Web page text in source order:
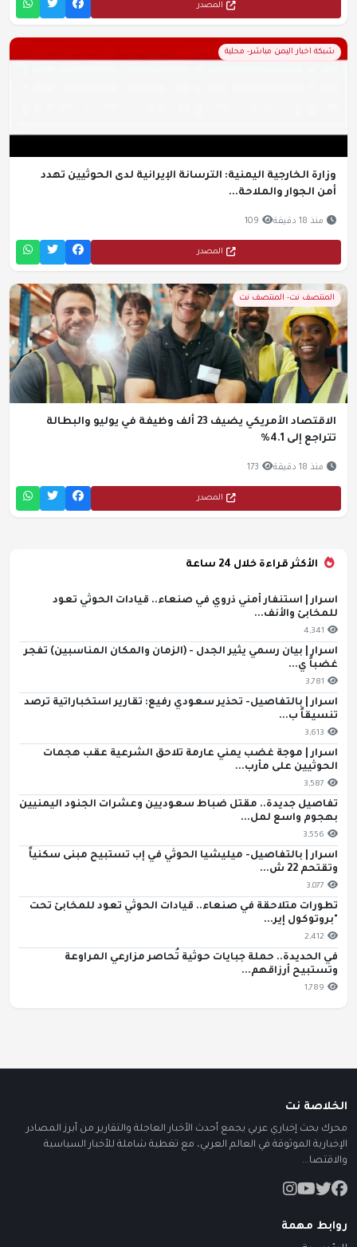
المصدر
شبكة اخبار اليمن مباشر- محلية
وزارة الخارجية اليمنية: الترسانة الإيرانية لدى الحوثيين تهدد
أمن الجوار والملاحة...
منذ 18 دقيقة 109
المصدر
المنتصف نت- المنتصف نت
الاقتصاد الأمريكي يضيف 23 ألف وظيفة في يوليو والبطالة
تتراجع إلى 4.1%
منذ 18 دقيقة 173
المصدر
الأكثر قراءة خلال 24 ساعة
اسرار | استنفار أمني ذروي في صنعاء.. قيادات الحوثي تعود
للمخابئ والأنف...
4,341
اسرار | بيان رسمي يثير الجدل - (الزمان والمكان المناسبين) تفجر
غضباً ي...
3,781
اسرار | بالتفاصيل- تحذير سعودي رفيع: تقارير استخباراتية ترصد
تنسيقاً ب...
3,613
اسرار | موجة غضب يمني عارمة تلاحق الشرعية عقب هجمات
الحوثيين على مأرب...
3,587
تفاصيل جديدة.. مقتل ضباط سعوديين وعشرات الجنود اليمنيين
بهجوم واسع لمل...
3,556
اسرار | بالتفاصيل- ميليشيا الحوثي في إب تستبيح مبنى سكنياً
وتقتحم 22 ش...
3,077
تطورات متلاحقة في صنعاء.. قيادات الحوثي تعود للمخابئ تحت
"بروتوكول إير...
2,412
في الحديدة.. حملة جبايات حوثية تُحاصر مزارعي المراوعة
وتستبيح أرزاقهم...
1,789
الخلاصة نت
محرك بحث إخباري عربي يجمع أحدث الأخبار العاجلة والتقارير من أبرز المصادر
الإخبارية الموثوقة في العالم العربي، مع تغطية شاملة للأخبار السياسية
والاقتصا...
روابط مهمة